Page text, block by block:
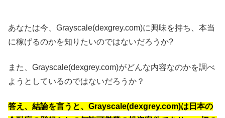
あなたは今、Grayscale(dexgrey.com)に興味を持ち、本当
に稼げるのかを知りたいのではないだろうか?
また、Grayscale(dexgrey.com)がどんな内容なのかを調べ
ようとしているのではないだろうか？
答え、結論を言うと、Grayscale(dexgrey.com)は日本の